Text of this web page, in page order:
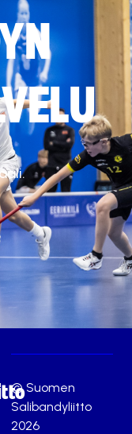
© Suomen
Salibandyliitto
2026